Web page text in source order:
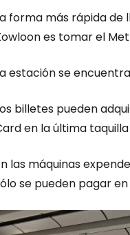
forma más rápida de
es tomar el
estación se
billetes pueden
en la última
las máquinas
se pueden pagar